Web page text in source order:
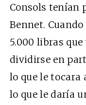
Consols tenían
Bennet.
5.000 libras
dividirse en
lo que le tocara
lo que le daría